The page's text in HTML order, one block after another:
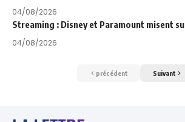
04/08/2026
Streaming : Disney et Paramount misent
04/08/2026
précédent Suivant